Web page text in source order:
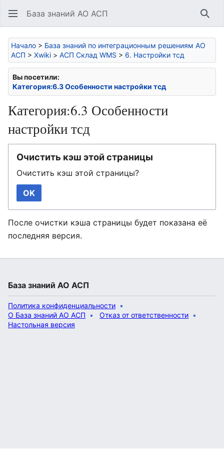
База знаний АО АСП
Начало > База знаний по интеграционным решениям АО
АСП > Xwiki > АСП Склад WMS > 6. Настройки тсд
Вы посетили:
Категория:6.3 Особенности настройки тсд
Категория:6.3 Особенности
настройки тсд
Очистить кэш этой страницы
Очистить кэш этой страницы?
OK
После очистки кэша страницы будет показана её
последняя версия.
База знаний АО АСП
Политика конфиденциальности
О База знаний АО АСП
Отказ от ответственности
Настольная версия